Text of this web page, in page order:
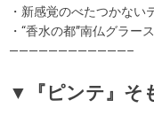
・新感覚のべたつかない
・“香水の都”南仏グラー
————————————–
▼『ピンテ』そ